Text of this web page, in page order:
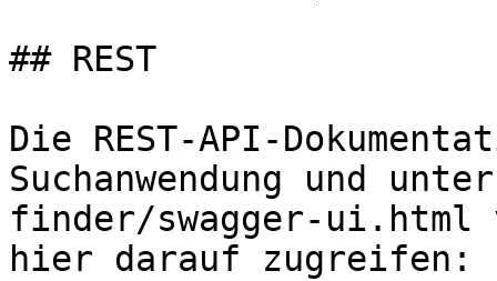
## REST
Die REST-API-
Suchanwendung und
finder/swagger-ui.html
hier darauf zugreifen: